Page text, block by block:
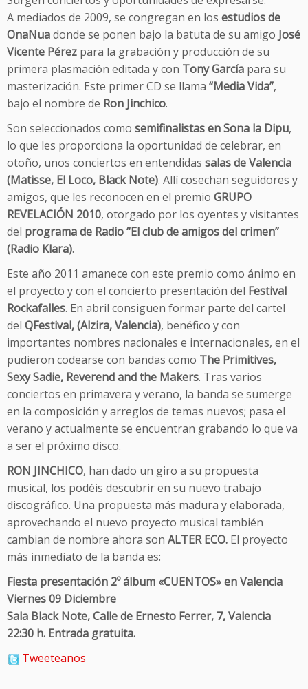
A mediados de 2009, se congregan en los estudios de
OnaNuadonde se ponen bajo la batuta de su amigo José
Vicente Pérez para la grabación y producción de su
primera plasmación editada y con Tony García para su
masterización. Este primer CD se llama “Media Vida”,
bajo el nombre de Ron Jinchico.
Son seleccionados como semifinalistas en Sona la Dipu,
lo que les proporciona la oportunidad de celebrar, en
otoño, unos conciertos en entendidas salas de Valencia
(Matisse, El Loco, Black Note). Allí cosechan seguidores y
amigos, que les reconocen en el premio GRUPO
REVELACIÓN 2010, otorgado por los oyentes y visitantes
del programa de Radio “El club de amigos del crimen”
(Radio Klara).
Este año 2011 amanece con este premio como ánimo en
el proyecto y con el concierto presentación del Festival
Rockafalles. En abril consiguen formar parte del cartel
del QFestival, (Alzira, Valencia), benéfico y con
importantes nombres nacionales e internacionales, en el
pudieron codearse con bandas como The Primitives,
Sexy Sadie, Reverend and the Makers. Tras varios
conciertos en primavera y verano, la banda se sumerge
en la composición y arreglos de temas nuevos; pasa el
verano y actualmente se encuentran grabando lo que va
a ser el próximo disco.
RON JINCHICO, han dado un giro a su propuesta
musical, los podéis descubrir en su nuevo trabajo
discográfico. Una propuesta más madura y elaborada,
aprovechando el nuevo proyecto musical también
cambian de nombre ahora son ALTER ECO. El proyecto
más inmediato de la banda es:
Fiesta presentación 2º álbum «CUENTOS» en Valencia
Viernes 09 Diciembre
Sala Black Note, Calle de Ernesto Ferrer, 7, Valencia
22:30 h. Entrada gratuita.
Tweeteanos